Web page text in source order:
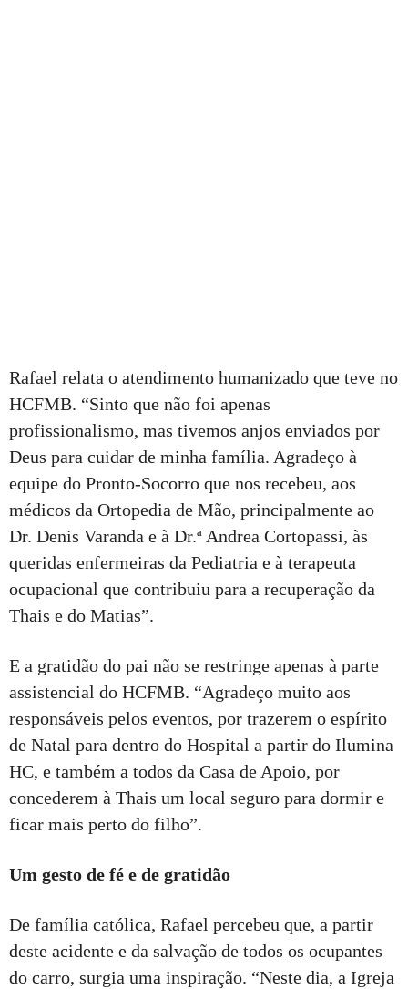
Rafael relata o atendimento humanizado que teve no
HCFMB. “Sinto que não foi apenas
profissionalismo, mas tivemos anjos enviados por
Deus para cuidar de minha família. Agradeço à
equipe do Pronto-Socorro que nos recebeu, aos
médicos da Ortopedia de Mão, principalmente ao
Dr. Denis Varanda e à Dr.ª Andrea Cortopassi, às
queridas enfermeiras da Pediatria e à terapeuta
ocupacional que contribuiu para a recuperação da
Thais e do Matias”.
E a gratidão do pai não se restringe apenas à parte
assistencial do HCFMB. “Agradeço muito aos
responsáveis pelos eventos, por trazerem o espírito
de Natal para dentro do Hospital a partir do Ilumina
HC, e também a todos da Casa de Apoio, por
concederem à Thais um local seguro para dormir e
ficar mais perto do filho”.
Um gesto de fé e de gratidão
De família católica, Rafael percebeu que, a partir
deste acidente e da salvação de todos os ocupantes
do carro, surgia uma inspiração. “Neste dia, a Igreja